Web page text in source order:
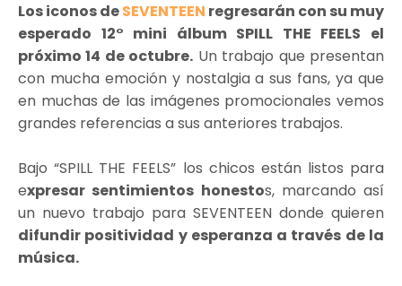
Los iconos deSEVENTEEN regresarán con su muy
esperado 12° mini álbum SPILL THE FEELS el
próximo 14 de octubre. Un trabajo que presentan
con mucha emoción y nostalgia a sus fans, ya que
en muchas de las imágenes promocionales vemos
grandes referencias a sus anteriores trabajos.
Bajo “SPILL THE FEELS” los chicos están listos para
expresar sentimientos honestos, marcando así
un nuevo trabajo para SEVENTEEN donde quieren
difundir positividad y esperanza a través de la
música.